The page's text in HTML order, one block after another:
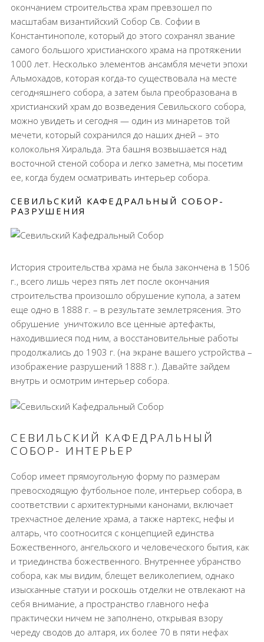
окончанием строительства храм превзошел по
масштабам византийский Собор Св. Софии в
Константинополе, который до этого сохранял звание
самого большого христианского храма на протяжении
1000 лет. Несколько элементов ансамбля мечети эпохи
Альмохадов, которая когда-то существовала на месте
сегодняшнего собора, а затем была преобразована в
христианский храм до возведения Севильского собора,
можно увидеть и сегодня — один из минаретов той
мечети, который сохранился до наших дней – это
колокольня Хиральда. Эта башня возвышается над
восточной стеной собора и легко заметна, мы посетим
ее, когда будем осматривать интерьер собора.
СЕВИЛЬСКИЙ КАФЕДРАЛЬНЫЙ СОБОР-
РАЗРУШЕНИЯ
История строительства храма не была закончена в 1506
г., всего лишь через пять лет после окончания
строительства произошло обрушение купола, а затем
еще одно в 1888 г. – в результате землетрясения. Это
обрушение уничтожило все ценные артефакты,
находившиеся под ним, а восстановительные работы
продолжались до 1903 г. (на экране вашего устройства –
изображение разрушений 1888 г.). Давайте зайдем
внутрь и осмотрим интерьер собора.
СЕВИЛЬСКИЙ КАФЕДРАЛЬНЫЙ
СОБОР- ИНТЕРЬЕР
Собор имеет прямоугольную форму по размерам
превосходящую футбольное поле, интерьер собора, в
соответствии с архитектурными канонами, включает
трехчастное деление храма, а также нартекс, нефы и
алтарь, что соотносится с концепцией единства
Божественного, ангельского и человеческого бытия, как
и триединства божественного. Внутреннее убранство
собора, как мы видим, блещет великолепием, однако
изысканные статуи и роскошь отделки не отвлекают на
себя внимание, а пространство главного нефа
практически ничем не заполнено, открывая взору
череду сводов до алтаря, их более 70 в пяти нефах